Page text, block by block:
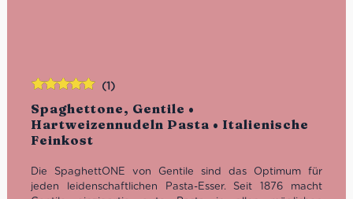
Spaghettone, Gentile •
Hartweizennudeln Pasta • Italienische
Feinkost
(1)
Die SpaghettONE von Gentile sind das Optimum für
jeden leidenschaftlichen Pasta-Esser. Seit 1876 macht
Bewertet
mit5.00von
5